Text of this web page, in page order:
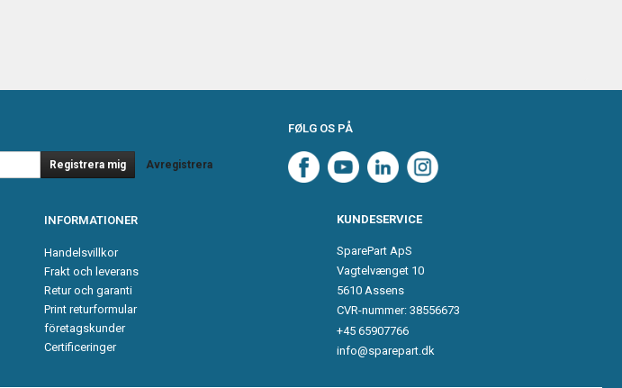
Registrera mig Avregistrera
FØLG OS PÅ
INFORMATIONER
Handelsvillkor
Frakt och leverans
Retur och garanti
Print returformular
företagskunder
Certificeringer
KUNDESERVICE
SparePart ApS
Vagtelvænget 10
5610 Assens
CVR-nummer: 38556673
+45 65907766
info@sparepart.dk